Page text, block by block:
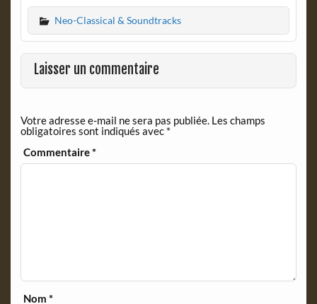
c
e
b
o
o
k
i
n
t
F
r
e
d
l
y
Neo-Classical & Soundtracks
Laisser un commentaire
Votre adresse e-mail ne sera pas publiée. Les champs
obligatoires sont indiqués avec *
Commentaire*
Nom*